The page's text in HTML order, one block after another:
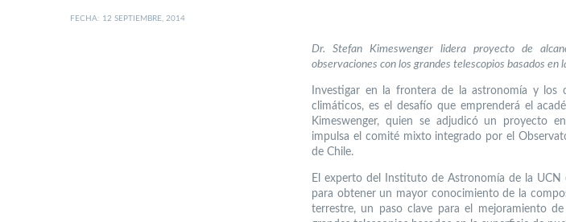
FECHA: 12 SEPTIEMBRE, 2014
Dr. Stefan Kimeswenger lidera proyecto de
observaciones con los grandes telescopios basados en
Investigar en la frontera de la astronomía y los
climáticos, es el desafío que emprenderá el
Kimeswenger, quien se adjudicó un proyecto
impulsa el comité mixto integrado por el
de Chile.
El experto del Instituto de Astronomía de la UCN
para obtener un mayor conocimiento de la
terrestre, un paso clave para el mejoramiento